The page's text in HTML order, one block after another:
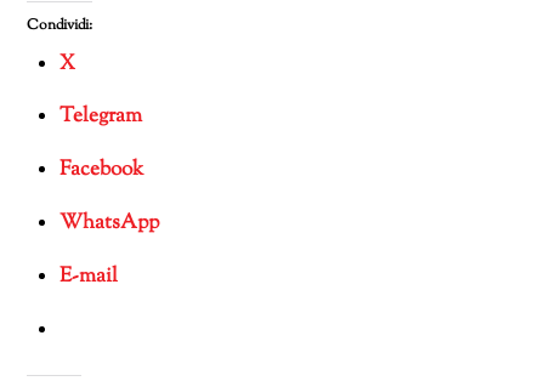
Condividi:
X
Telegram
Facebook
WhatsApp
E-mail